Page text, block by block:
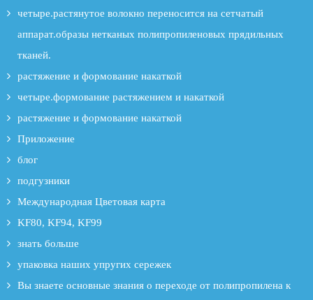
четыре.растянутое волокно переносится на сетчатый
аппарат.образы нетканых полипропиленовых прядильных
тканей.
растяжение и формование накаткой
четыре.формование растяжением и накаткой
растяжение и формование накаткой
Приложение
блог
подгузники
Международная Цветовая карта
KF80, KF94, KF99
знать больше
упаковка наших упругих сережек
Вы знаете основные знания о переходе от полипропилена к